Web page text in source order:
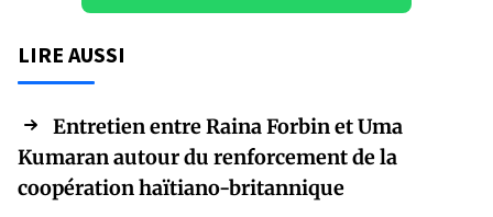
LIRE AUSSI
Entretien entre Raina Forbin et Uma
Kumaran autour du renforcement de la
coopération haïtiano-britannique